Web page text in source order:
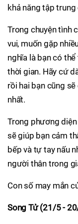
khả năng tập
Trong chuyện tình
vui, muốn gặp
nghĩa là bạn có
thời gian. Hãy cứ
rồi hai bạn cũng
nhất.
Trong phương
sẽ giúp bạn cảm
bếp và tự tay nấu
người thân trong
Con số may mắn
Song Tử (21/5 -